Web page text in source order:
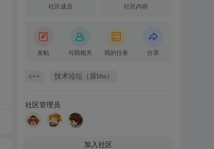
社区成员 社区内容
发帖 与我相关 我的任务 分享
c++ 技术论坛（原bbs）
社区管理员
加入社区